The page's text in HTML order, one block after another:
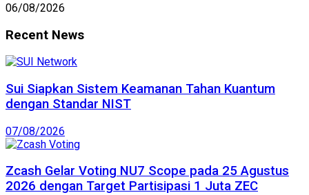
06/08/2026
Recent News
Sui Siapkan Sistem Keamanan Tahan Kuantum
dengan Standar NIST
07/08/2026
Zcash Gelar Voting NU7 Scope pada 25 Agustus
2026 dengan Target Partisipasi 1 Juta ZEC